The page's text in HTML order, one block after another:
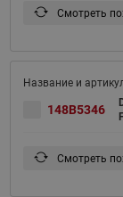
Смотреть
148B5346
Смотреть